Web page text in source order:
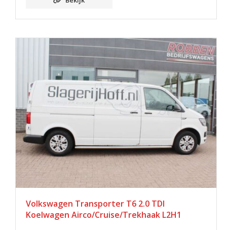
Volkswagen Transporter T6 2.0 TDI
Koelwagen Airco/Cruise/Trekhaak L2H1